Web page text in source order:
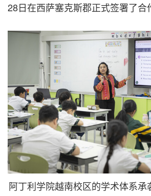
28日在西萨塞克斯郡正式签署了合
阿丁利学院越南校区的学术体系承